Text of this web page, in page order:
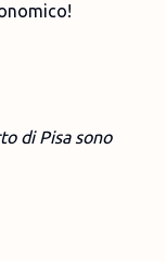
di Pisa sono